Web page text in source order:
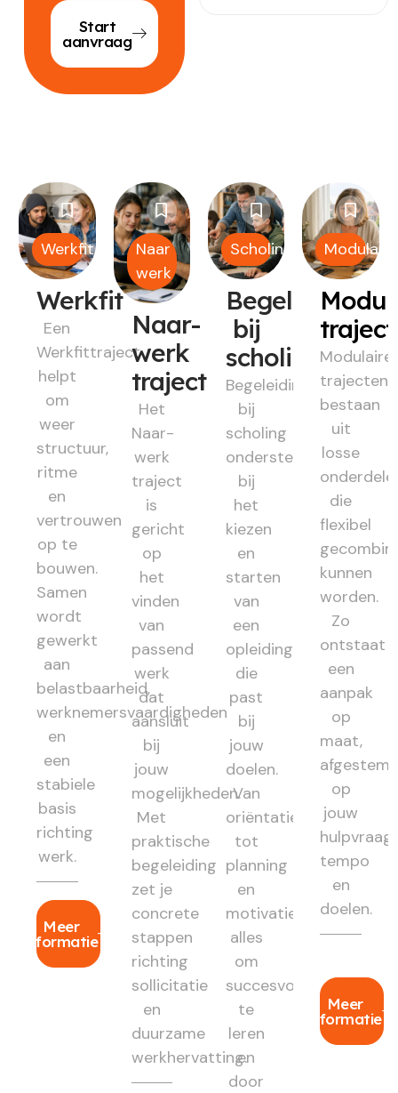
Start
aanvraag
Werkfit
Werkfit
Een
Werkfittraject
helpt
om
weer
structuur,
ritme
en
vertrouwen
op te
bouwen.
Samen
wordt
gewerkt
aan
belastbaarheid,
werknemersvaardigheden
en
een
stabiele
basis
richting
werk.
Meer
informatie
Naar
werk
Naar-
werk
traject
Het
Naar-
werk
traject
is
gericht
op
het
vinden
van
passend
werk
dat
aansluit
bij
jouw
mogelijkheden.
Met
praktische
begeleiding
zet je
concrete
stappen
richting
sollicitatie
en
duurzame
werkhervatting.
Scholing
Begeleiding
bij
scholing
Begeleiding
bij
scholing
ondersteunt
bij
het
kiezen
en
starten
van
een
opleiding
die
past
bij
jouw
doelen.
Van
oriëntatie
tot
planning
en
motivatie:
alles
om
succesvol
te
leren
en
door
Modulair
Modulaire
trajecten
bestaan
uit
losse
die
flexibel
kunnen
worden.
Zo
ontstaat
een
aanpak
op
maat,
op
jouw
hulpvraag,
tempo
en
doelen.
Meer
informatie